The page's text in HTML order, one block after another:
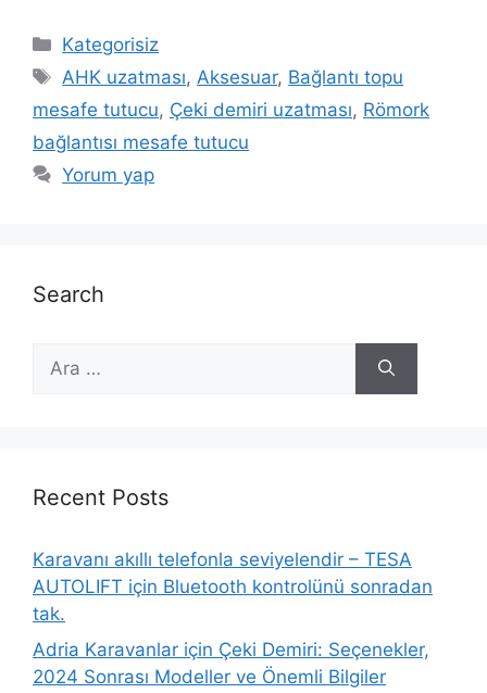
Kategoriler
Kategorisiz
Etiketler
AHK uzatması, Aksesuar, Bağlantı topu
mesafe tutucu, Çeki demiri uzatması, Römork
bağlantısı mesafe tutucu
Yorum yap
Search
ara
Recent Posts
Karavanı akıllı telefonla seviyelendir – TESA
AUTOLIFT için Bluetooth kontrolünü sonradan
tak.
Adria Karavanlar için Çeki Demiri: Seçenekler,
2024 Sonrası Modeller ve Önemli Bilgiler